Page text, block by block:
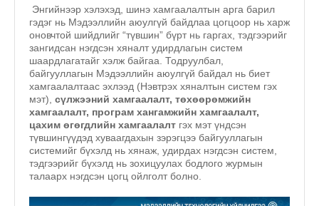
Энгийнээр хэлэхэд, шинэ хамгаалалтын арга барил
гэдэг нь Мэдээллийн аюулгүй байдлаа цогцоор нь харж
оновчтой шийдлийг “түвшин” бүрт нь гаргах, тэдгээрийг
зангидсан нэгдсэн хяналт удирдлагын систем
шаардлагатайг хэлж байгаа. Тодруулбал,
байгууллагын Мэдээллийн аюулгүй байдал нь биет
хамгаалалтаас эхлээд (Нэвтрэх хяналтын систем гэх
мэт), сүлжээний хамгаалалт, төхөөрөмжийн
хамгаалалт, програм хангамжийн хамгаалалт,
цахим өгөгдлийн хамгаалалт гэх мэт үндсэн
түвшингүүдэд хуваагдахын зэрэгцээ байгууллагын
системийг бүхэлд нь хянаж, удирдах нэгдсэн систем,
тэдгээрийг бүхэлд нь зохицуулах бодлого журмын
талаарх нэгдсэн цогц ойлголт болно.